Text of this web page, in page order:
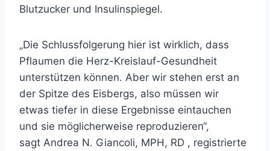
Blutzucker und Insulinspiegel.
„Die Schlussfolgerung hier ist wirklich, dass
Pflaumen die Herz-Kreislauf-Gesundheit
unterstützen können. Aber wir stehen erst an
der Spitze des Eisbergs, also müssen wir
etwas tiefer in diese Ergebnisse eintauchen
und sie möglicherweise reproduzieren“,
sagt Andrea N. Giancoli, MPH, RD , registrierte